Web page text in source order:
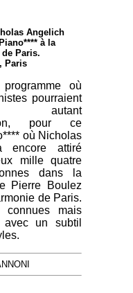
Angelich
à la
Paris.
Paris
où
pourraient
autant
pour ce
où Nicholas
encore attiré
mille quatre
dans la
Pierre Boulez
de Paris.
connues mais
avec un subtil